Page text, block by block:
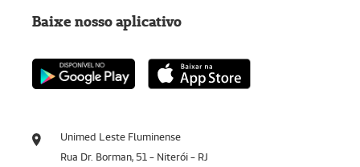
Unimed Leste Fluminense
Rua Dr. Borman, 51 - Niterói - RJ
Baixe nosso aplicativo